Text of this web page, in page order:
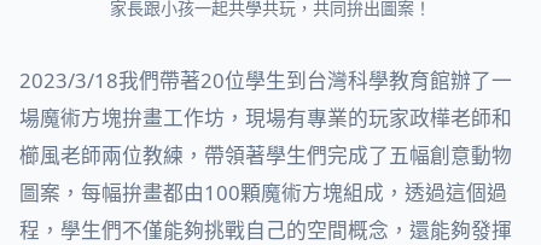
家長跟小孩一起共學共玩，共同拚出圖案！
2023/3/18我們帶著20位學生到台灣科學教育館辦了一
場魔術方塊拚畫工作坊，現場有專業的玩家政樺老師和
櫛風老師兩位教練，帶領著學生們完成了五幅創意動物
圖案，每幅拚畫都由100顆魔術方塊組成，透過這個過
程，學生們不僅能夠挑戰自己的空間概念，還能夠發揮